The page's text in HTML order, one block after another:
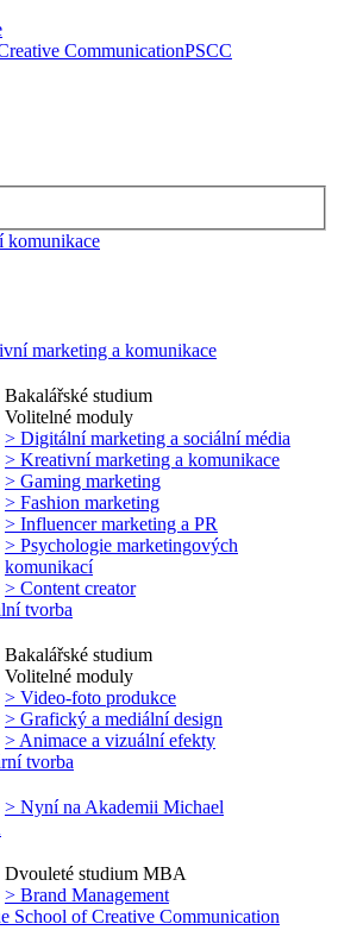
CommunicationPSCC
marketing a komunikace
Bakalářské studium
Volitelné moduly
> Digitální marketing a sociální média
> Kreativní marketing a komunikace
> Gaming marketing
> Fashion marketing
> Influencer marketing a PR
> Psychologie marketingových
komunikací
> Content creator
tvorba
Bakalářské studium
Volitelné moduly
> Video-foto produkce
> Grafický a mediální design
> Animace a vizuální efekty
tvorba
> Nyní na Akademii Michael
Dvouleté studium MBA
> Brand Management
School of Creative Communication